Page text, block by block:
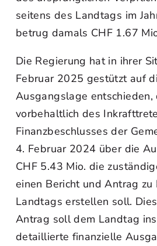
seitens des Landtags im
betrug damals CHF 1.67
Die Regierung hat in ihrer
Februar 2025 gestützt auf
Ausgangslage entschieden,
vorbehaltlich des
Finanzbeschlusses der
4. Februar 2024 über die
CHF 5.43 Mio. die
einen Bericht und Antrag zu
Landtags erstellen soll.
Antrag soll dem Landtag
detaillierte finanzielle